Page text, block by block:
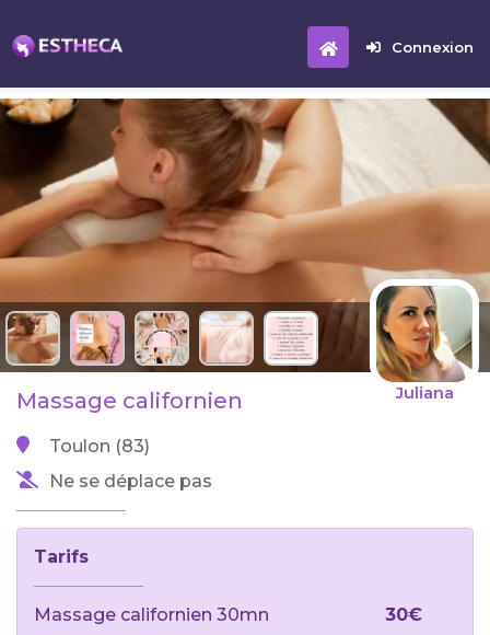
Connexion
Juliana
Massage californien
Toulon (83)
Ne se déplace pas
Tarifs
Massage californien 30mn
30€